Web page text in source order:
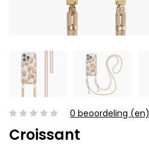
0 beoordeling (en)
Croissant